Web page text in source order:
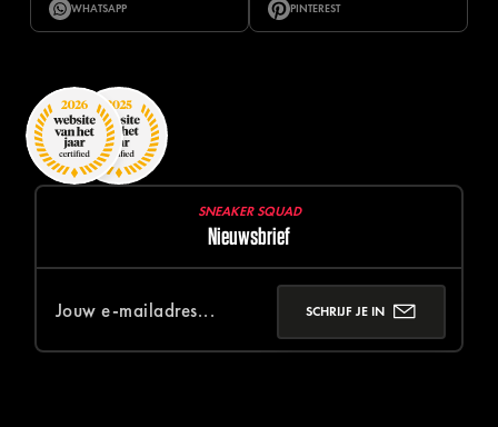
WHATSAPP PINTEREST
SNEAKER SQUAD
Nieuwsbrief
SCHRIJF JE IN